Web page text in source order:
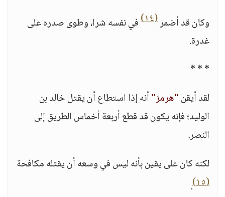
وكان قد أضمر(١٤)
في نفسه شرا، وطوى صدره على
غدرة.
* * *
لقد أيقن"هرمز"أنه إذا استطاع أن يقتل خالد بن
الوليد؛ فإنه يكون قد قطع أربعة أخماس الطريق إلى
النصر.
لكنه كان على يقين بأنه ليس في وسعه أن يقتله مكافحة
(١٥)
.